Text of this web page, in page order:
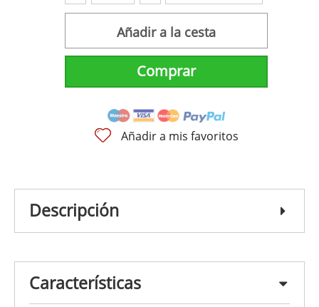
Añadir a la cesta
Comprar
Añadir a mis favoritos
Descripción
Características